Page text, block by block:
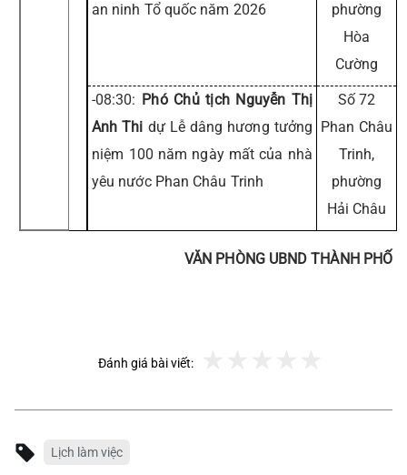
an ninh Tổ quốc năm 2026
phường
Hòa
Cường
-08:30: Phó Chủ tịch Nguyễn Thị
Anh Thi dự Lễ dâng hương tưởng
niệm 100 năm ngày mất của nhà
yêu nước Phan Châu Trinh
Số 72
Phan Châu
Trinh,
phường
Hải Châu
VĂN PHÒNG UBND THÀNH PHỐ
Đánh giá bài viết:
Lịch làm việc